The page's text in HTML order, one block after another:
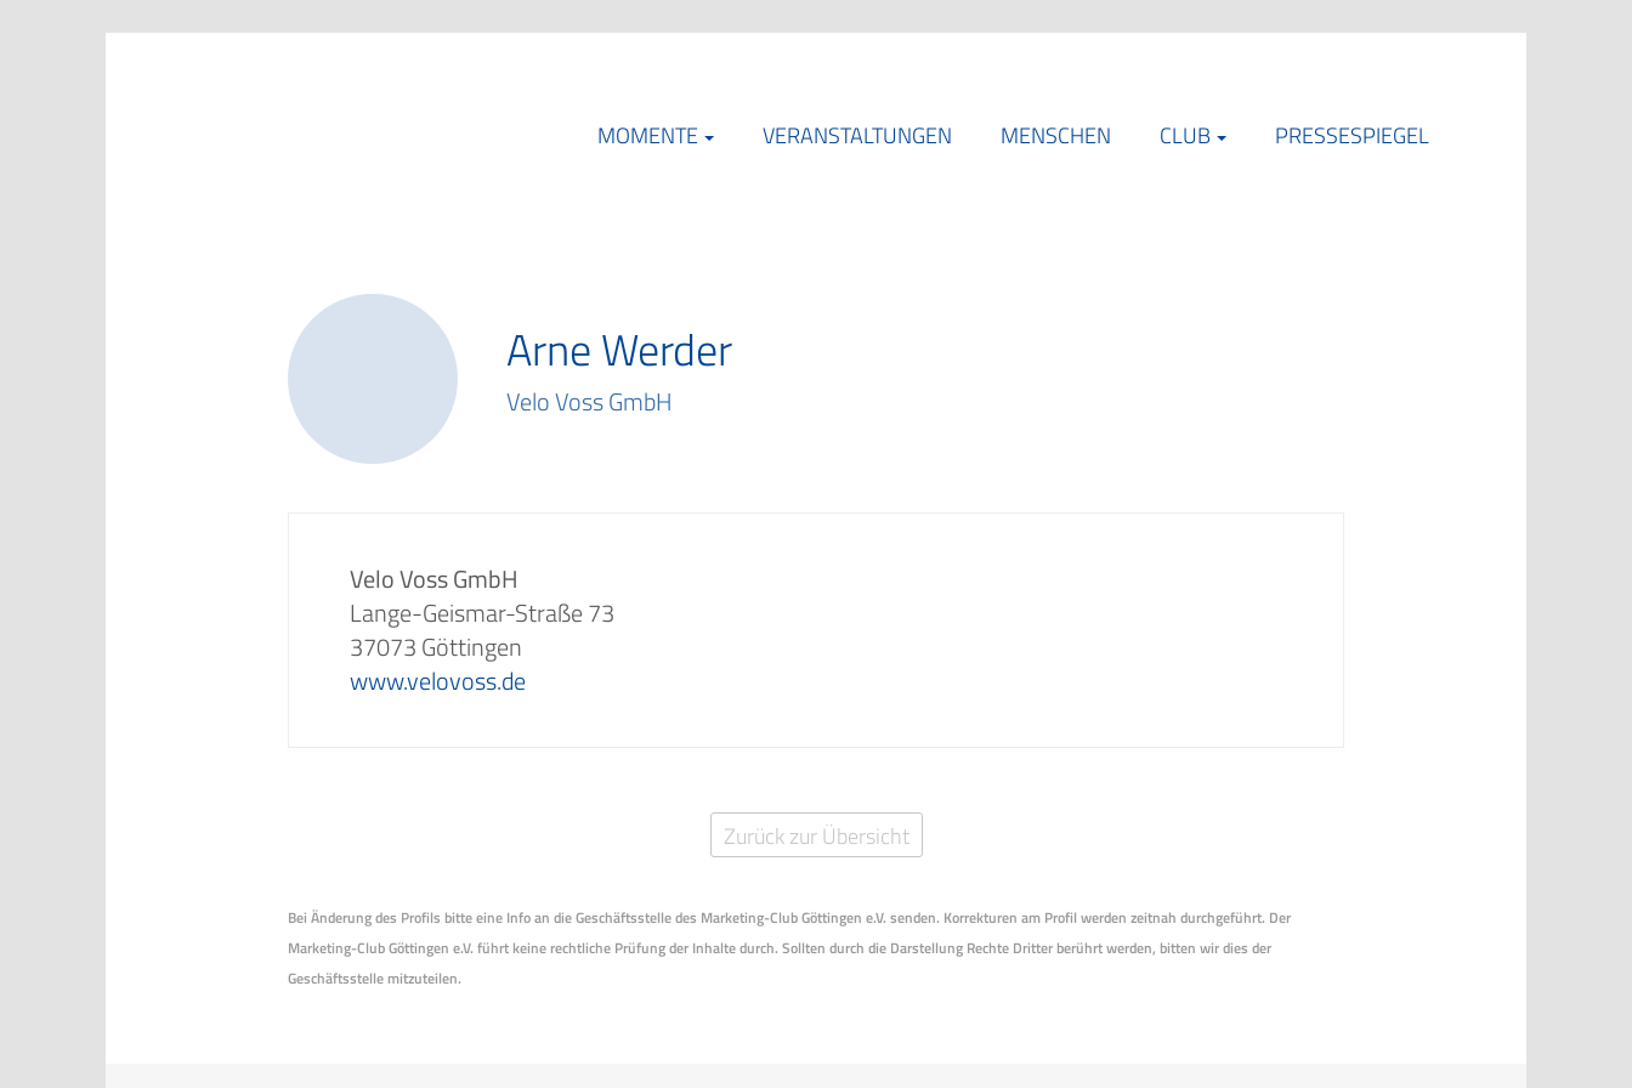
MOMENTE
VERANSTALTUNGEN MENSCHEN CLUB PRESSESPIEGEL
Arne Werder
Velo Voss GmbH
Velo Voss GmbH
Lange-Geismar-Straße 73
37073 Göttingen
www.velovoss.de
Zurück zur Übersicht
Bei Änderung des Profils bitte eine Info an die Geschäftsstelle des Marketing-Club Göttingen e.V. senden. Korrekturen am Profil werden zeitnah durchgeführt. Der
Marketing-Club Göttingen e.V. führt keine rechtliche Prüfung der Inhalte durch. Sollten durch die Darstellung Rechte Dritter berührt werden, bitten wir dies der
Geschäftsstelle mitzuteilen.